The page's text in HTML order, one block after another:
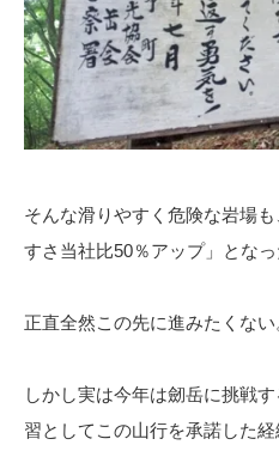
そんな滑りやすく危険な岩場
すさ当社比50％アップ」となっ
正直全然この先に進みたくない
しかし実は今年は劒岳に挑戦
習としてこの山行を承諾した経